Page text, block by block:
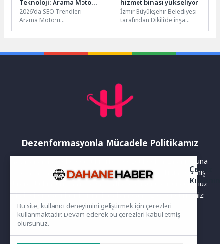
Teknoloji: Arama Motoru
Pazarlaması İçin
Yenilikler
2026'da SEO Trendleri:
Arama Motoru
yenilik...
hizmet binası yükseliyor
İzmir Büyükşehir Belediyesi
tarafından Dikili'de inşa
Dezenformasyonla Mücadele Politikamız
Yayınlanan haberler doğruluk ilkesi gözetilerek hazırlanır. Buna
rağmen bazı içeriklerde eksik, hatalı veya güncelliğini yitirmiş
bilgiler bulunabilir.Yanlış veya yanıltıcı olduğunu düşündüğünüz
haberleri aşağıdaki iletişim kanallarından bize bildirebilirsiniz:
Ana Sayfa
Çerez
Bu site, kullanıcı deneyimini geliştirmek için çerezleri
kullanmaktadır. Devam ederek bu çerezleri kabul etmiş
olursunuz.